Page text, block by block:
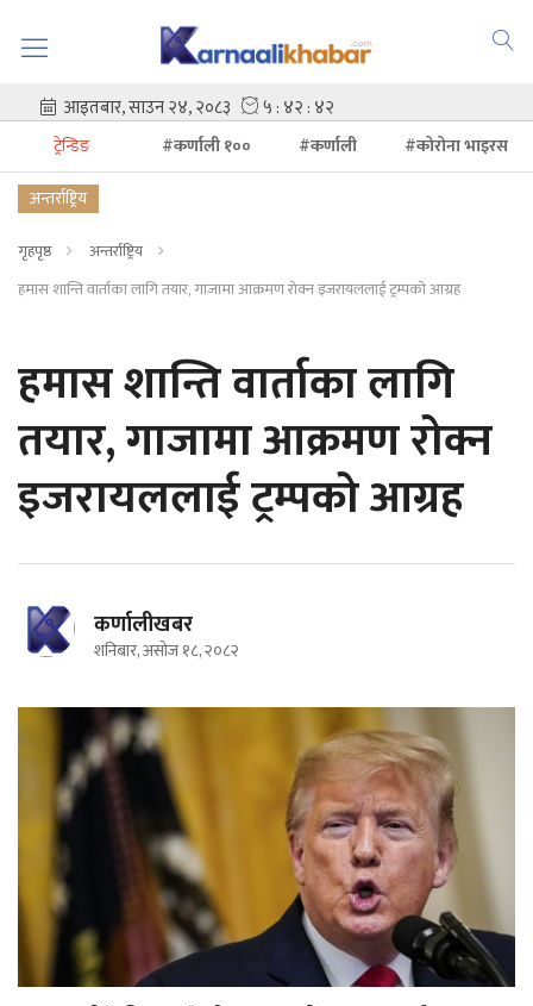
ट्रेन्डिङ #कर्णाली १०० #कर्णाली
#कोरोना भाइरस
अन्तर्राष्ट्रिय
गृहपृष्ठ
अन्तर्राष्ट्रिय
हमास शान्ति वार्ताका लागि तयार, गाजामा आक्रमण रोक्न इजरायललाई ट्रम्पको आग्रह
हमास शान्ति वार्ताका लागि
तयार, गाजामा आक्रमण रोक्न
इजरायललाई ट्रम्पको आग्रह
कर्णालीखबर
शनिबार, असोज १८, २०८२